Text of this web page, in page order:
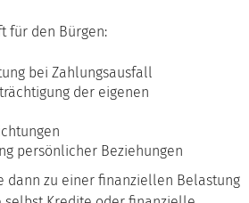
für den Bürgen:
bei Zahlungsausfall
der eigenen
persönlicher Beziehungen
dann zu einer finanziellen Belastung